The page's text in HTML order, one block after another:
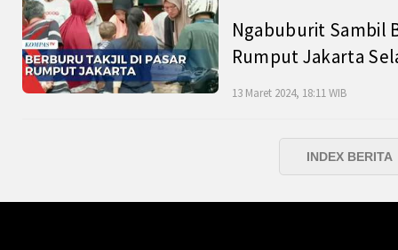
Ngabuburit Sambil
Rumput Jakarta
13 Maret 2024, 18:11 WIB
INDEX BERITA